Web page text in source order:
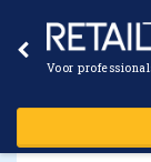
Voor